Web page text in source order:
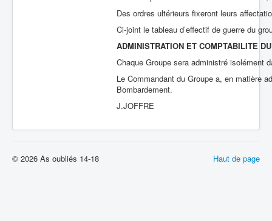
Des ordres ultérieurs fixeront leurs
Ci-joint le tableau d’effectif de guerre du
ADMINISTRATION ET COMPTABILITE
Chaque Groupe sera administré isolément
Le Commandant du Groupe a, en matière
Bombardement.
J.JOFFRE
Haut de page
© 2026 As oubliés 14-18